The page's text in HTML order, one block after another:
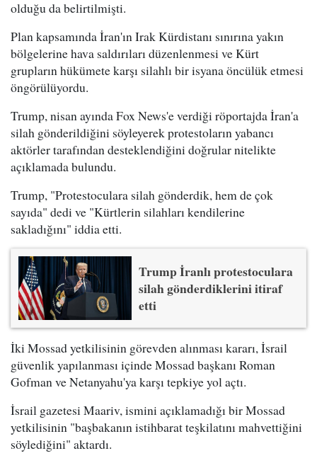
olduğu da belirtilmişti.
Plan kapsamında İran'ın Irak Kürdistanı sınırına yakın
bölgelerine hava saldırıları düzenlenmesi ve Kürt
grupların hükümete karşı silahlı bir isyana öncülük etmesi
öngörülüyordu.
Trump, nisan ayında Fox News'e verdiği röportajda İran'a
silah gönderildiğini söyleyerek protestoların yabancı
aktörler tarafından desteklendiğini doğrular nitelikte
açıklamada bulundu.
Trump, "Protestoculara silah gönderdik, hem de çok
sayıda" dedi ve "Kürtlerin silahları kendilerine
sakladığını" iddia etti.
Trump İranlı protestoculara
silah gönderdiklerini itiraf
etti
İki Mossad yetkilisinin görevden alınması kararı, İsrail
güvenlik yapılanması içinde Mossad başkanı Roman
Gofman ve Netanyahu'ya karşı tepkiye yol açtı.
İsrail gazetesi Maariv, ismini açıklamadığı bir Mossad
yetkilisinin "başbakanın istihbarat teşkilatını mahvettiğini
söylediğini" aktardı.